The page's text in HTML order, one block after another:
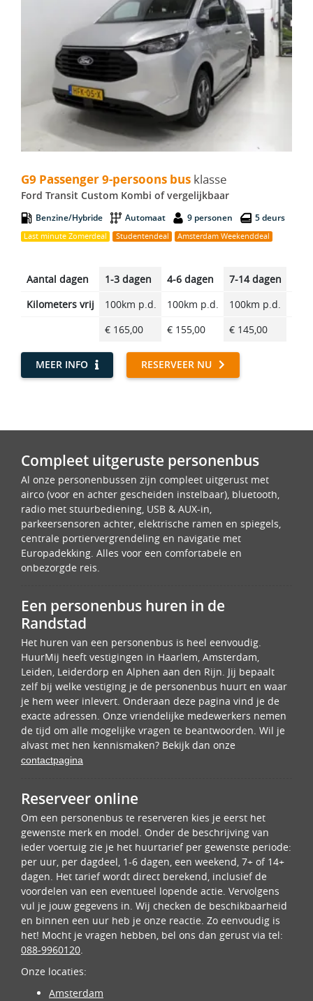
G9 Passenger 9-persoons bus klasse
Ford Transit Custom Kombi of vergelijkbaar
Benzine/Hybride Automaat 9 personen 5 deurs
Last minute Zomerdeal Studentendeal Amsterdam Weekenddeal
Aantal dagen 1-3 dagen 4-6 dagen 7-14 dagen
Kilometers vrij
100km p.d. 100km p.d. 100km p.d.
€ 165,00
€ 155,00 € 145,00
MEER INFO RESERVEER NU
Compleet uitgeruste personenbus
Al onze personenbussen zijn compleet uitgerust met
airco (voor en achter gescheiden instelbaar), bluetooth,
radio met stuurbediening, USB & AUX-in,
parkeersensoren achter, elektrische ramen en spiegels,
centrale portiervergrendeling en navigatie met
Europadekking. Alles voor een comfortabele en
onbezorgde reis.
Een personenbus huren in de
Randstad
Het huren van een personenbus is heel eenvoudig.
HuurMij heeft vestigingen in Haarlem, Amsterdam,
Leiden, Leiderdorp en Alphen aan den Rijn. Jij bepaalt
zelf bij welke vestiging je de personenbus huurt en waar
je hem weer inlevert. Onderaan deze pagina vind je de
exacte adressen. Onze vriendelijke medewerkers nemen
de tijd om alle mogelijke vragen te beantwoorden. Wil je
alvast met hen kennismaken? Bekijk dan onze
contactpagina
Reserveer online
Om een personenbus te reserveren kies je eerst het
gewenste merk en model. Onder de beschrijving van
ieder voertuig zie je het huurtarief per gewenste periode:
per uur, per dagdeel, 1-6 dagen, een weekend, 7+ of 14+
dagen. Het tarief wordt direct berekend, inclusief de
voordelen van een eventueel lopende actie. Vervolgens
vul je jouw gegevens in. Wij checken de beschikbaarheid
en binnen een uur heb je onze reactie. Zo eenvoudig is
het! Mocht je vragen hebben, bel ons dan gerust via tel:
088-9960120.
Onze locaties:
Amsterdam